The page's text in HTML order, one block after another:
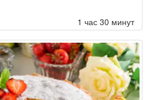
1 час 30 минут